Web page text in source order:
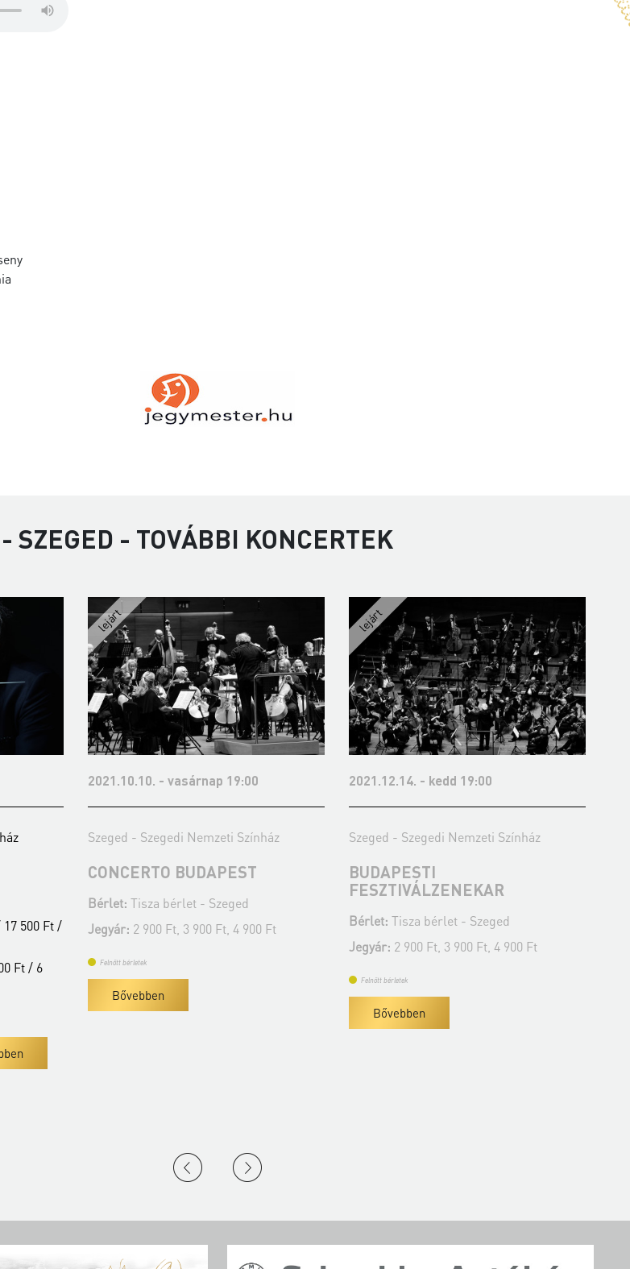
SZEGED - TOVÁBBI KONCERTEK
Ft
2021.12.14. - kedd 19:00
Szeged - Szegedi Nemzeti Színház
BUDAPESTI
Bérlet: Tisza bérlet - Szeged
Felnőtt bérletek
Bővebben
2022.01.20. - csütörtök 19:00
Szeged - Szegedi Nemzeti Színház
LISZT FERENC
KAMARAZENEKAR
Bérlet:Tisza bérlet - Szeged
Jegyár:2 900 Ft, 3 900 Ft, 4 900 Ft
Felnőtt bérletek
Bővebben